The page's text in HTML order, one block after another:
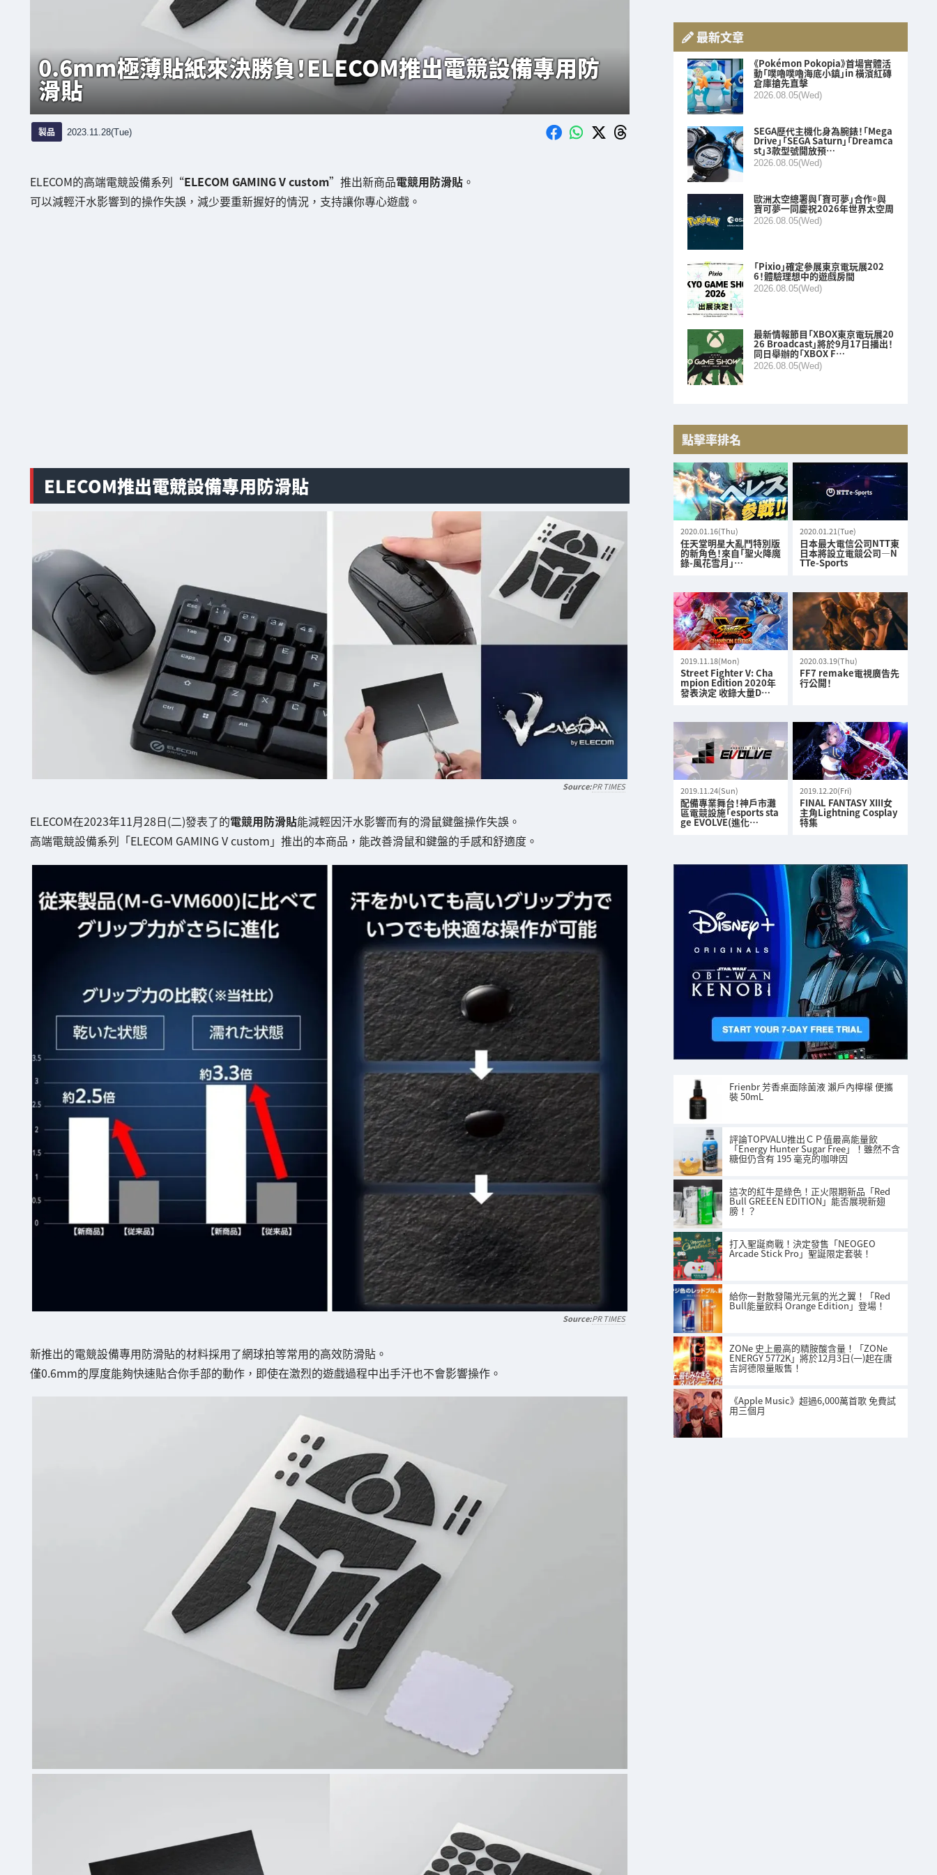
0.6mm極薄貼紙來決勝負！ELECOM推出電競設備專用防
滑貼
製品 2023.11.28(Tue)
ELECOM的高端電競設備系列“ELECOM GAMING V custom”推出新商品電競用防滑貼。
可以減輕汗水影響到的操作失誤，減少要重新握好的情況，支持讓你專心遊戲。
ELECOM推出電競設備專用防滑貼
PR TIMES
ELECOM在2023年11月28日(二)發表了的電競用防滑貼能減輕因汗水影響而有的滑鼠鍵盤操作失誤。
高端電競設備系列「ELECOM GAMING V custom」推出的本商品，能改善滑鼠和鍵盤的手感和舒適度。
PR TIMES
新推出的電競設備專用防滑貼的材料採用了網球拍等常用的高效防滑貼。
僅0.6mm的厚度能夠快速貼合你手部的動作，即使在激烈的遊戲過程中出手汗也不會影響操作。
最新文章
《Pokémon Pokopia》首場實體活
動「噗嚕噗嚕海底小鎮」in 橫濱紅磚
倉庫搶先直擊
2026.08.05(Wed)
SEGA歷代主機化身為腕錶！「Mega
Drive」「SEGA Saturn」「Dreamca
st」3款型號開放預…
2026.08.05(Wed)
歐洲太空總署與「寶可夢」合作。與
寶可夢一同慶祝2026年世界太空周
2026.08.05(Wed)
「Pixio」確定參展東京電玩展202
6！體驗理想中的遊戲房間
2026.08.05(Wed)
最新情報節目「XBOX東京電玩展20
26 Broadcast」將於9月17日播出！
同日舉辦的「XBOX F…
2026.08.05(Wed)
點擊率排名
2020.01.16(Thu)
任天堂明星大亂鬥特別版
的新角色！來自「聖火降魔
錄-風花雪月」…
2020.01.21(Tue)
日本最大電信公司NTT東
日本將設立電競公司—N
TTe-Sports
2019.11.18(Mon)
Street Fighter V: Cha
mpion Edition 2020年
發表決定 收錄大量D…
2020.03.19(Thu)
FF7 remake電視廣告先
行公開！
2019.11.24(Sun)
配備專業舞台！神戶市灘
區電競設施「esports sta
ge EVOLVE(進化…
2019.12.20(Fri)
FINAL FANTASY XIII女
主角Lightning Cosplay
特集
Frienbr 芳香桌面除菌液 瀨戶內檸檬 便攜
裝 50mL
評論TOPVALU推出ＣＰ值最高能量飲
「Energy Hunter Sugar Free」！雖然不含
糖但仍含有 195 毫克的咖啡因
這次的紅牛是綠色！正火限期新品「Red
Bull GREEEN EDITION」能否展現新翅
膀！？
打入聖誕商戰！決定發售「NEOGEO
Arcade Stick Pro」聖誕限定套裝！
給你一對散發陽光元氣的光之翼！「Red
Bull能量飲料 Orange Edition」登場！
ZONe 史上最高的精胺酸含量！「ZONe
ENERGY 5772K」將於12月3日(一)起在唐
吉訶德限量販售！
《Apple Music》超過6,000萬首歌 免費試
用三個月